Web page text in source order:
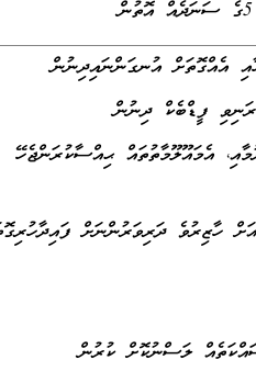
އެމައޫލޫމާތުތައް ޙިއްސާކުރަންޖެހޭ
ހާޒިރުވެ ދަރިވަރުންނަށް